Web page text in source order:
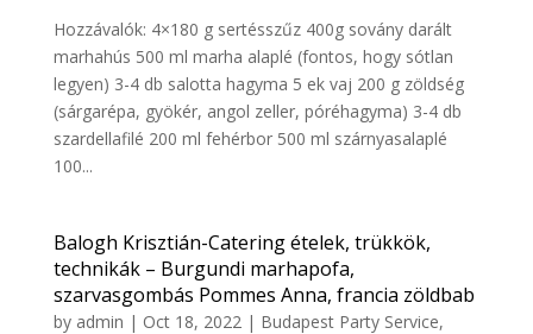
Hozzávalók: 4×180 g sertésszűz 400g sovány darált
marhahús 500 ml marha alaplé (fontos, hogy sótlan
legyen) 3-4 db salotta hagyma 5 ek vaj 200 g zöldség
(sárgarépa, gyökér, angol zeller, póréhagyma) 3-4 db
szardellafilé 200 ml fehérbor 500 ml szárnyasalaplé
100...
Balogh Krisztián-Catering ételek, trükkök,
technikák – Burgundi marhapofa,
szarvasgombás Pommes Anna, francia zöldbab
by admin | Oct 18, 2022| Budapest Party Service,